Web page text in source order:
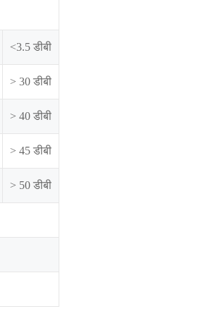
<3.5 डीबी
> 30 डीबी
> 40 डीबी
> 45 डीबी
> 50 डीबी